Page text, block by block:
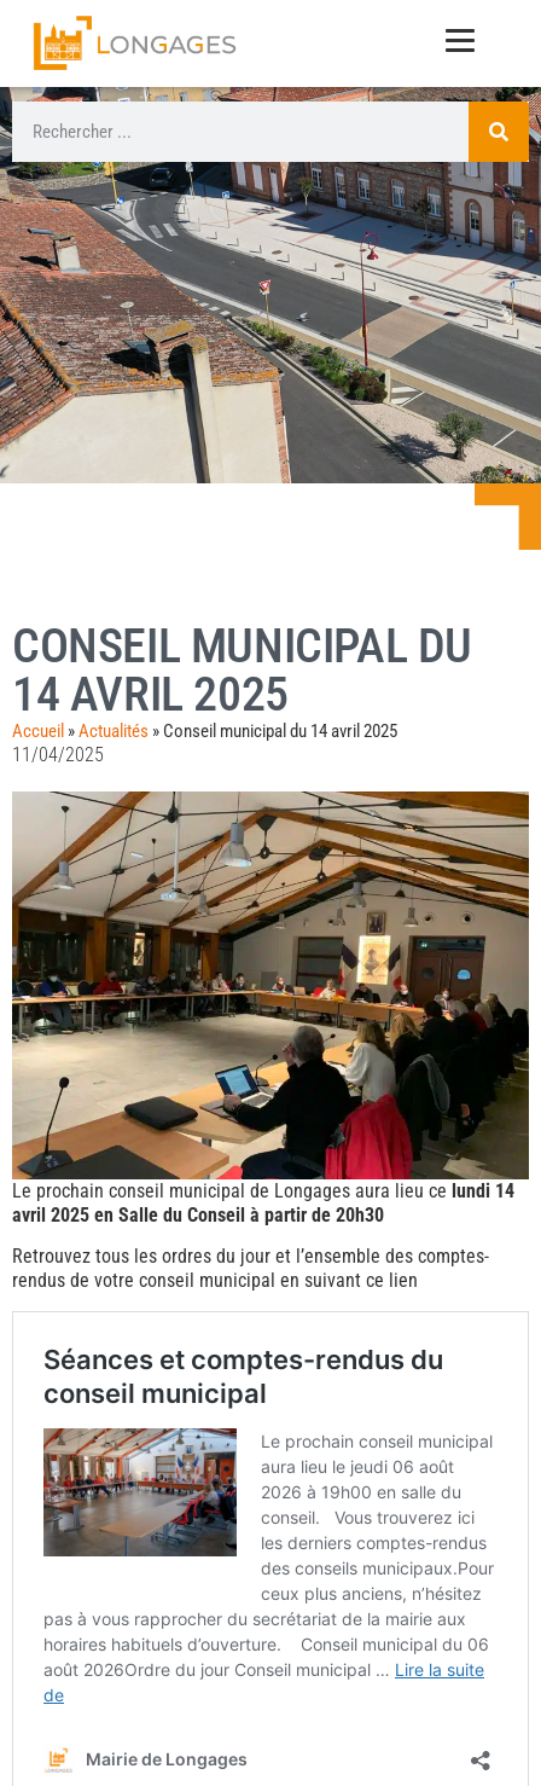
CONSEIL MUNICIPAL DU
14 AVRIL 2025
Accueil »Actualités » Conseil municipal du 14 avril 2025
11/04/2025
Le prochain conseil municipal de Longages aura lieu ce lundi 14
avril 2025 en Salle du Conseil à partir de 20h30
Retrouvez tous les ordres du jour et l’ensemble des comptes-
rendus de votre conseil municipal en suivant ce lien